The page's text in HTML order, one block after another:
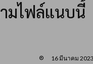
มไฟล์แนบนี้
16 มีนาคม 2023